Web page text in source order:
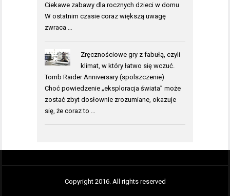
Ciekawe zabawy dla rocznych dzieci w domu
W ostatnim czasie coraz większą uwagę
zwraca …
Zręcznościowe gry z fabułą, czyli
klimat, w który łatwo się wczuć.
Tomb Raider Anniversary (spolszczenie)
Choć powiedzenie „eksploracja świata” może
zostać zbyt dosłownie zrozumiane, okazuje
się, że coraz to …
Copyright 2016. All rights reserved